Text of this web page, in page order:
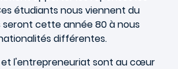
étudiants nous viennent du
seront cette année 80 à nous
différentes.
et l'entrepreneuriat sont au cœur